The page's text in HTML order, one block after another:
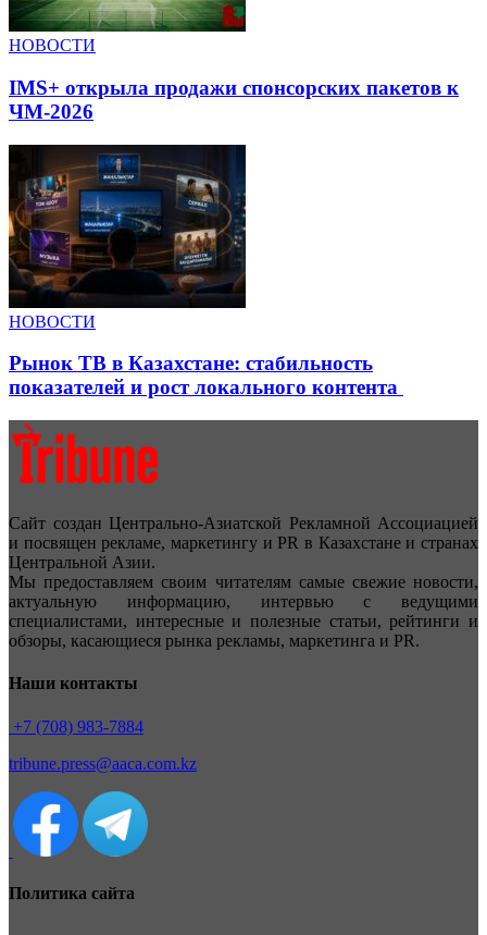
НОВОСТИ
IMS+ открыла продажи спонсорских пакетов к
ЧМ-2026
НОВОСТИ
Рынок ТВ в Казахстане: стабильность
показателей и рост локального контента
Сайт создан Центрально-Азиатской Рекламной Ассоциацией
и посвящен рекламе, маркетингу и PR в Казахстане и странах
Центральной Азии.
Мы предоставляем своим читателям самые свежие новости,
актуальную информацию, интервью с ведущими
специалистами, интересные и полезные статьи, рейтинги и
обзоры, касающиеся рынка рекламы, маркетинга и PR.
Наши контакты
+7 (708) 983-7884
tribune.press@aaca.com.kz
Политика сайта